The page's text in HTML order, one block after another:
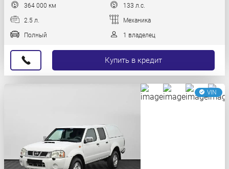
364 000 км 133 л.с.
2.5 л. Механика
Полный 1 владелец
Купить в кредит
VIN